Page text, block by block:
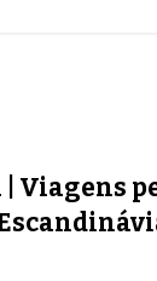
Viagens